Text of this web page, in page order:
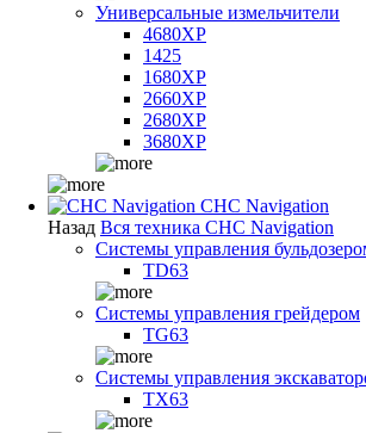
Универсальные измельчители
4680XP
1425
1680XP
2660XP
2680XP
3680XP
CHC Navigation
Назад Вся техника CHC Navigation
Системы управления
TD63
Системы управления грейдером
TG63
Системы управления
TX63